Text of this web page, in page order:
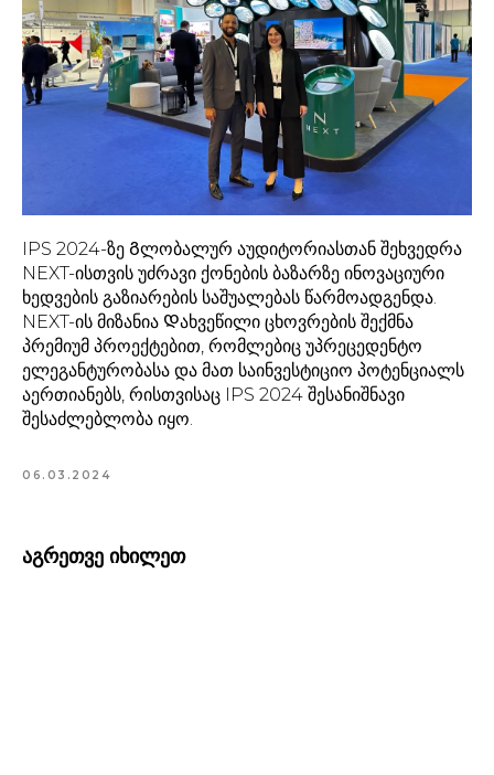
IPS 2024-ზე Გლობალურ აუდიტორიასთან შეხვედრა
NEXT-ისთვის უძრავი ქონების ბაზარზე ინოვაციური
ხედვების გაზიარების საშუალებას წარმოადგენდა.
NEXT-ის მიზანია Დახვეწილი ცხოვრების შექმნა
პრემიუმ პროექტებით, რომლებიც უპრეცედენტო
ელეგანტურობასა და მათ საინვესტიციო პოტენციალს
აერთიანებს, რისთვისაც IPS 2024 შესანიშნავი
შესაძლებლობა იყო.
06.03.2024
აგრეთვე იხილეთ